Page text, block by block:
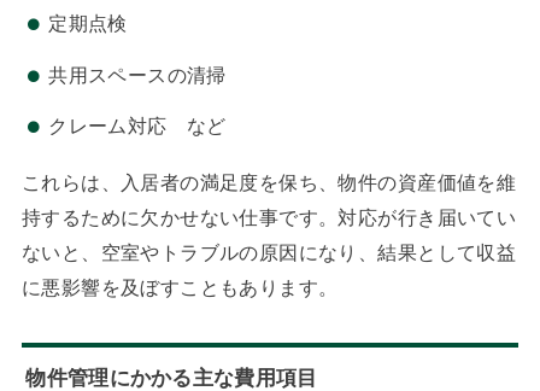
定期点検
共用スペースの清掃
クレーム対応 など
これらは、入居者の満足度を保ち、物件の資産価値を維
持するために欠かせない仕事です。対応が行き届いてい
ないと、空室やトラブルの原因になり、結果として収益
に悪影響を及ぼすこともあります。
物件管理にかかる主な費用項目